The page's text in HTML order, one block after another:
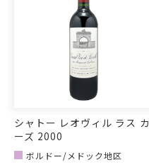
シャトー レオヴィル ラス カ
ーズ 2000
ボルドー/メドック地区